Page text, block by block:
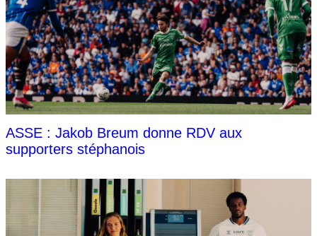
ASSE : Jakob Breum donne RDV aux
supporters stéphanois